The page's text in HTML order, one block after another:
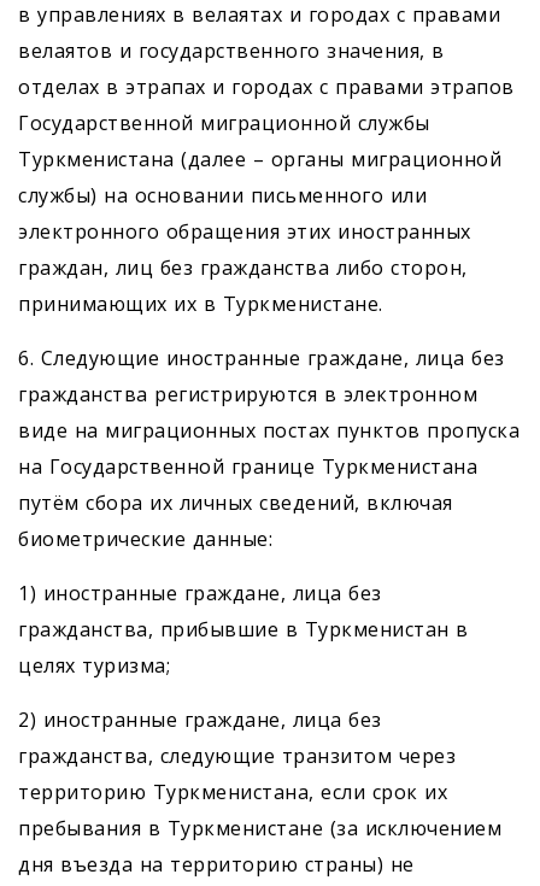
в управлениях в велаятах и городах с правами
велаятов и государственного значения, в
отделах в этрапах и городах с правами этрапов
Государственной миграционной службы
Туркменистана (далее – органы миграционной
службы) на основании письменного или
электронного обращения этих иностранных
граждан, лиц без гражданства либо сторон,
принимающих их в Туркменистане.
6. Следующие иностранные граждане, лица без
гражданства регистрируются в электронном
виде на миграционных постах пунктов пропуска
на Государственной границе Туркменистана
путём сбора их личных сведений, включая
биометрические данные:
1) иностранные граждане, лица без
гражданства, прибывшие в Туркменистан в
целях туризма;
2) иностранные граждане, лица без
гражданства, следующие транзитом через
территорию Туркмени­стана, если срок их
пребывания в Туркменистане (за исключением
дня въезда на территорию страны) не